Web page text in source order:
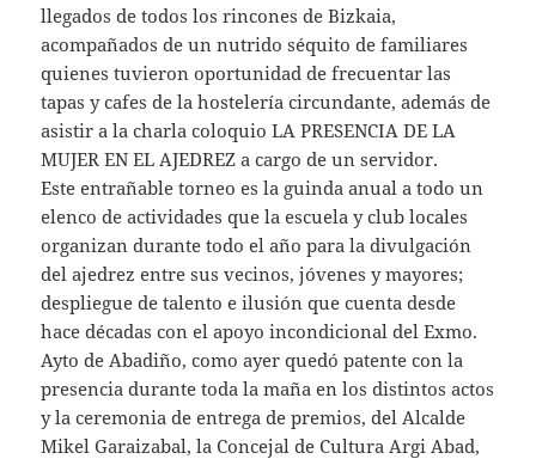
llegados de todos los rincones de Bizkaia,
acompañados de un nutrido séquito de familiares
quienes tuvieron oportunidad de frecuentar las
tapas y cafes de la hostelería circundante, además de
asistir a la charla coloquio LA PRESENCIA DE LA
MUJER EN EL AJEDREZ a cargo de un servidor.
Este entrañable torneo es la guinda anual a todo un
elenco de actividades que la escuela y club locales
organizan durante todo el año para la divulgación
del ajedrez entre sus vecinos, jóvenes y mayores;
despliegue de talento e ilusión que cuenta desde
hace décadas con el apoyo incondicional del Exmo.
Ayto de Abadiño, como ayer quedó patente con la
presencia durante toda la maña en los distintos actos
y la ceremonia de entrega de premios, del Alcalde
Mikel Garaizabal, la Concejal de Cultura Argi Abad,